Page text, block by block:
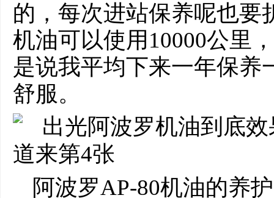
的，每次进站保养呢也要
机油可以使用10000公里
是说我平均下来一年保养
舒服。
阿波罗AP-80机油的养